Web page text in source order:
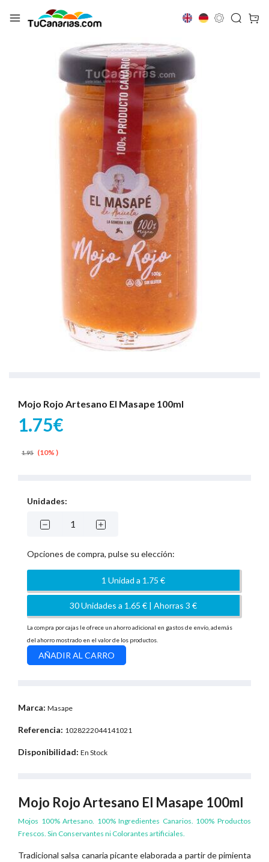
Mojo Rojo Artesano El Masape 100ml
1.75€
1.95 (10% )
Unidades:
Opciones de compra, pulse su elección:
1 Unidad a 1.75 €
30 Unidades a 1.65 € | Ahorras 3 €
La compra por cajas le ofrece un ahorro adicional en gastos de envío, además
del ahorro mostrado en el valor de los productos.
Marca: Masape
Referencia: 1028222044141021
Disponibilidad: En Stock
Mojo Rojo Artesano El Masape 100ml
Mojos 100% Artesano. 100% Ingredientes Canarios. 100% Productos
Frescos. Sin Conservantes ni Colorantes artificiales.
Tradicional salsa canaria picante elaborada a partir de pimienta